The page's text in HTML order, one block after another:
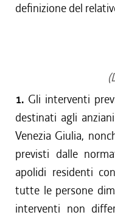
definizione del
1. Gli interventi
destinati agli
Venezia Giulia,
previsti dalle
apolidi residenti
tutte le persone
interventi non